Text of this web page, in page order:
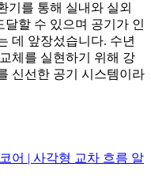
기를 통해 실내와 실외
할 수 있으며 공기가 인
데 앞장섰습니다. 수년
체를 실현하기 위해 강
신선한 공기 시스템이라
어 | 사각형 교차 흐름 알